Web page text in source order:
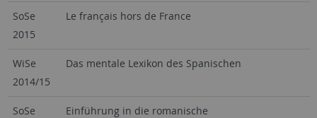
SoSe
2015
Le français hors de France
WiSe
2014/15
Das mentale Lexikon des Spanischen
SoSe
Einführung in die romanische